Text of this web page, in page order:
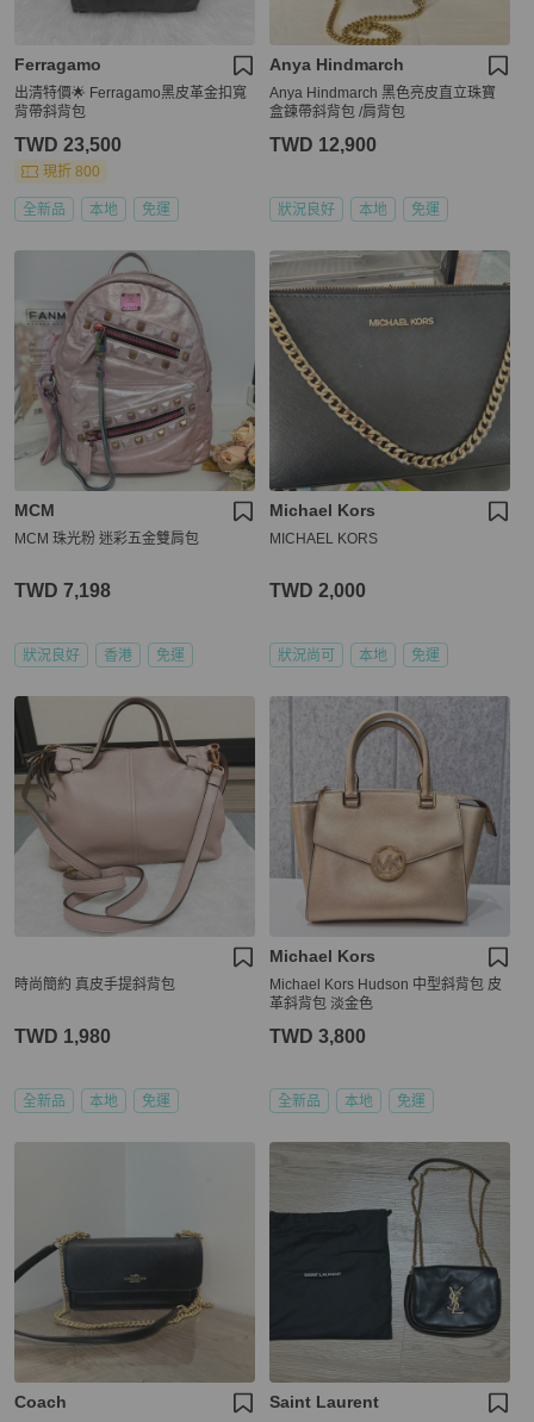
Ferragamo
出清特價🌟 Ferragamo黑皮革金扣寬
背帶斜背包
TWD 23,500
現折 800
全新品 本地 免運
Anya Hindmarch
Anya Hindmarch 黑色亮皮直立珠寶
盒鍊帶斜背包 /肩背包
TWD 12,900
狀況良好 本地 免運
MCM
MCM 珠光粉 迷彩五金雙肩包
TWD 7,198
狀況良好 香港 免運
Michael Kors
MICHAEL KORS
TWD 2,000
狀況尚可 本地 免運
時尚簡約 真皮手提斜背包
TWD 1,980
全新品 本地 免運
Michael Kors
Michael Kors Hudson 中型斜背包 皮
革斜背包 淡金色
TWD 3,800
全新品 本地 免運
Coach Saint Laurent